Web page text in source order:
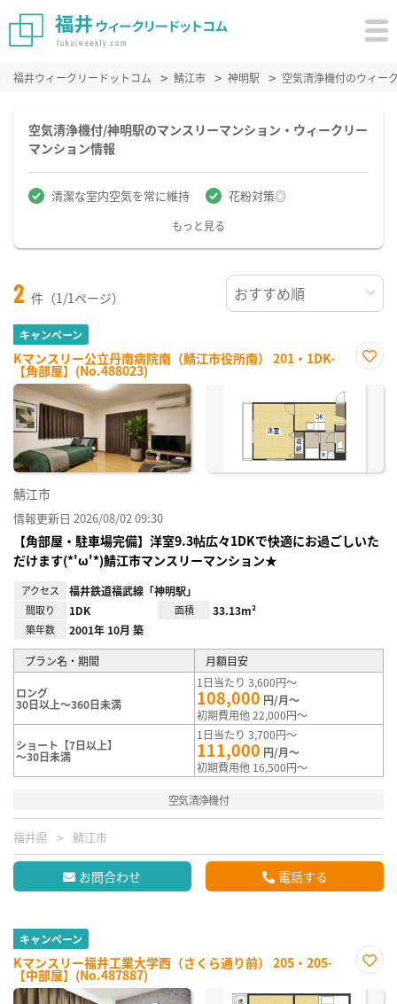
福井ウィークリードットコム 鯖江市 神明駅 空気清浄機付のウィー
空気清浄機付/神明駅のマンスリーマンション・ウィークリー
マンション情報
清潔な室内空気を常に維持 花粉対策◎
もっと見る
2 件（1/1ページ）
キャンペーン
Kマンスリー公立丹南病院南（鯖江市役所南） 201・1DK-
【角部屋】(No.488023)
に入
鯖江市
情報更新日 2026/08/02 09:30
【角部屋・駐車場完備】洋室9.3帖広々1DKで快適にお過ごしいた
だけます(*'ω'*)鯖江市マンスリーマンション★
アクセス 福井鉄道福武線「神明駅」
間取り 1DK 面積 33.13m²
築年数 2001年 10月 築
プラン名・期間 月額目安
ロング
30日以上～360日未満
1日当たり 3,600円～
108,000 円/月～
初期費用他 22,000円～
ショート【7日以上】
～30日未満
1日当たり 3,700円～
111,000 円/月～
初期費用他 16,500円～
空気清浄機付
福井県 鯖江市
お問合わせ 電話する
キャンペーン
Kマンスリー福井工業大学西（さくら通り前） 205・205-
【中部屋】(No.487887)
に入